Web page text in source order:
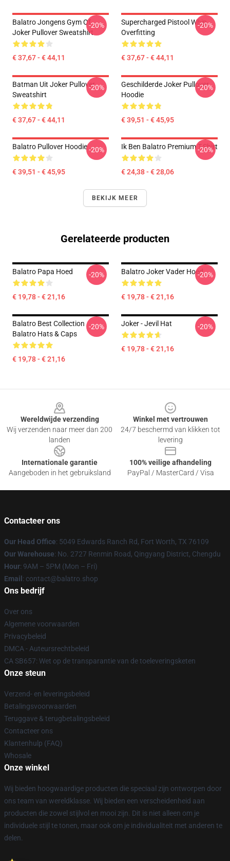
Balatro Jongens Gym Of
Joker Pullover Sweatshirt
€ 37,67 - € 44,11
-20%
Supercharged Pistool Whip
Overfitting
€ 37,67 - € 44,11
-20%
Batman Uit Joker Pullover
Sweatshirt
€ 37,67 - € 44,11
-20%
Geschilderde Joker Pullover
Hoodie
€ 39,51 - € 45,95
-20%
Balatro Pullover Hoodie
€ 39,51 - € 45,95
-20% Ik Ben Balatro Premium T-Shirt
€ 24,38 - € 28,06
-20%
BEKIJK MEER
Gerelateerde producten
Balatro Papa Hoed
€ 19,78 - € 21,16
-20% Balatro Joker Vader Hoed
€ 19,78 - € 21,16
-20%
Balatro Best Collection
Balatro Hats & Caps
€ 19,78 - € 21,16
-20% Joker - Jevil Hat
€ 19,78 - € 21,16
-20%
Wereldwijde verzending
Wij verzenden naar meer dan 200
landen
Winkel met vertrouwen
24/7 beschermd van klikken tot
levering
Internationale garantie
Aangeboden in het gebruiksland
100% veilige afhandeling
PayPal / MasterCard / Visa
Contacteer ons
Our Head Office: 5049 Edwards Ranch Rd, Fort Worth, TX 76109
Our Warehouse: No. 2727 Renmin Road, Qingyang District, Chengdu
Hour: 9AM – 5PM (Mon – Fri)
Email : contact@balatro.shop
Ons bedrijf
Over ons
Algemene voorwaarden
Privacybeleid
DMCA - Auteursrechtbeleid
CA SB657: Wet op de transparantie van de toeleveringsketen
Onze steun
Verzend- en leveringsbeleid
Betalingsvoorwaarden
Teruggave & terugbetalingsbeleid
Contacteer ons
Klantenhulp (FAQ)
Whosale
Onze winkel
Wij bieden hoogwaardige producten die speciaal zijn ontworpen door
ons team van wereldklasse. Wij bieden een verscheidenheid aan
producten die zowel stijlvol en mooi zijn. Dit is niet alleen om je
individuele stijl te tonen, maar ook om je individualiteit met anderen te
delen.